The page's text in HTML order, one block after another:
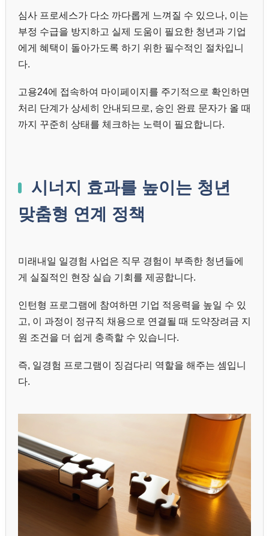
심사 프로세스가 다소 까다롭게 느껴질 수 있으나, 이는
부정 수급을 방지하고 실제 도움이 필요한 청년과 기업
에게 혜택이 돌아가도록 하기 위한 필수적인 절차입니
다.
고용24에 접속하여 마이페이지를 주기적으로 확인하면
처리 단계가 상세히 안내되므로, 승인 완료 문자가 올 때
까지 꾸준히 상태를 체크하는 노력이 필요합니다.
시너지 효과를 높이는 청년
맞춤형 연계 정책
미래내일 일경험 사업은 직무 경험이 부족한 청년들에
게 실질적인 현장 실습 기회를 제공합니다.
인턴형 프로그램에 참여하면 기업 적응력을 높일 수 있
고, 이 과정이 정규직 채용으로 연결될 때 도약장려금 지
원 조건을 더 쉽게 충족할 수 있습니다.
즉, 일경험 프로그램이 징검다리 역할을 해주는 셈입니
다.